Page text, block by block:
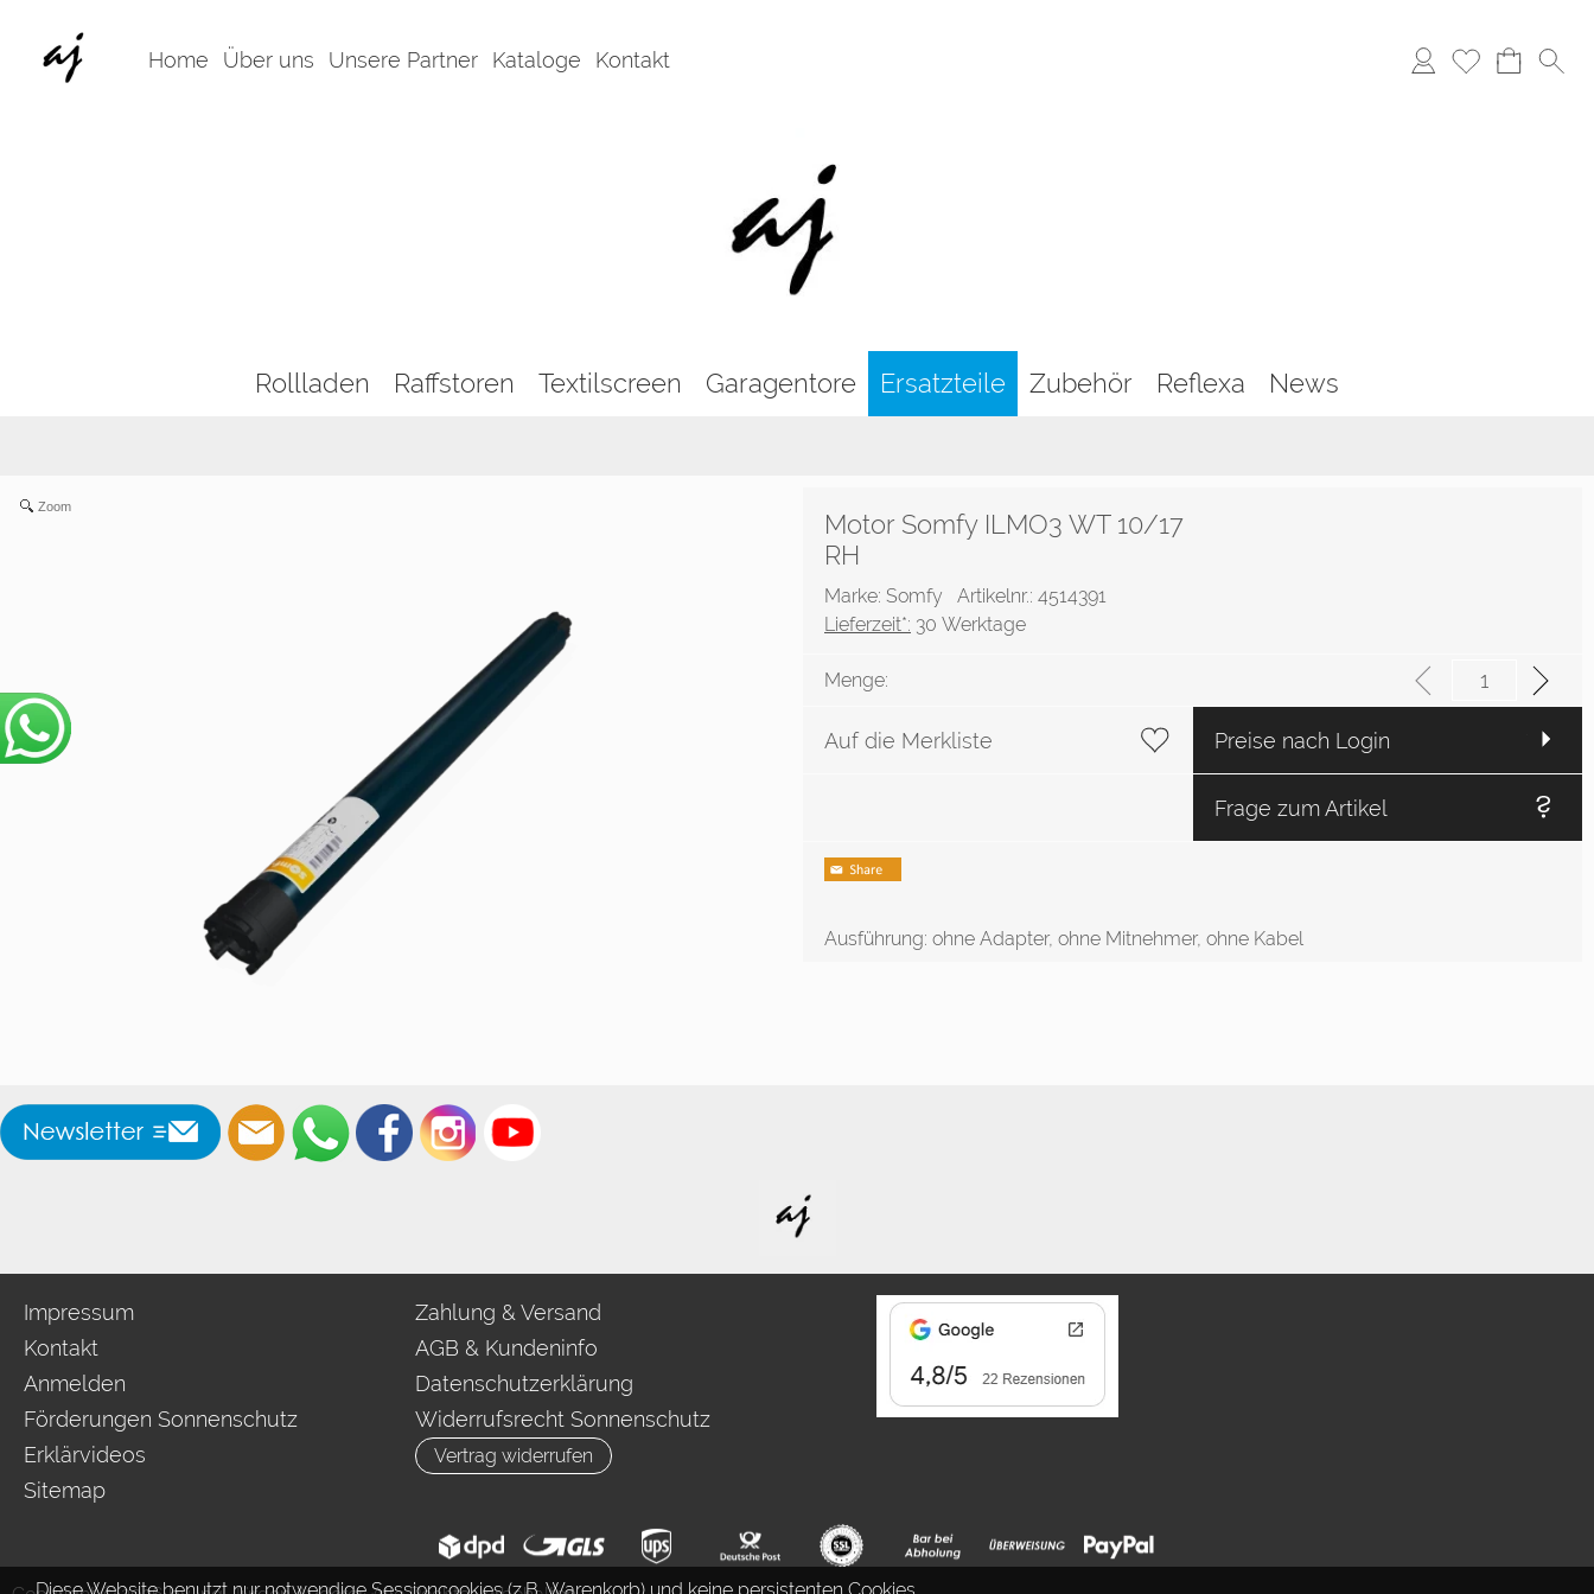
Home Über uns Unsere Partner Kataloge Kontakt
Rollladen Raffstoren Textilscreen Garagentore Ersatzteile Zubehör Reflexa News
Zoom
Motor Somfy ILMO3 WT 10/17
RH
Marke: Somfy Artikelnr.: 4514391
Lieferzeit*: 30 Werktage
Menge:
Auf die Merkliste Preise nach Login
Frage zum Artikel
Ausführung: ohne Adapter, ohne Mitnehmer, ohne Kabel
Impressum
Kontakt
Anmelden
Förderungen Sonnenschutz
Erklärvideos
Sitemap
Zahlung & Versand
AGB & Kundeninfo
Datenschutzerklärung
Widerrufsrecht Sonnenschutz
Vertrag widerrufen